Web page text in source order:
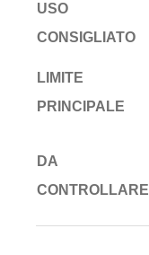
USO
CONSIGLIATO
LIMITE
PRINCIPALE
DA
CONTROLLARE